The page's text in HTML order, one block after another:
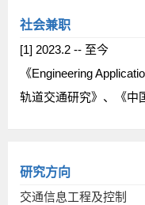
社会兼职
[1] 2023.2 -- 至今
《Engineering
轨道交通研究》、《中
研究方向
交通信息工程及控制